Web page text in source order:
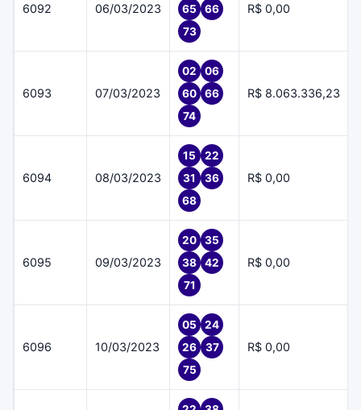
6092 06/03/2023
65
66
73
R$ 0,00
6093 07/03/2023
02
06
60
66
74
R$ 8.063.336,23
6094 08/03/2023
15
22
31
36
68
R$ 0,00
6095 09/03/2023
20
35
38
42
71
R$ 0,00
6096 10/03/2023
05
24
26
37
75
R$ 0,00